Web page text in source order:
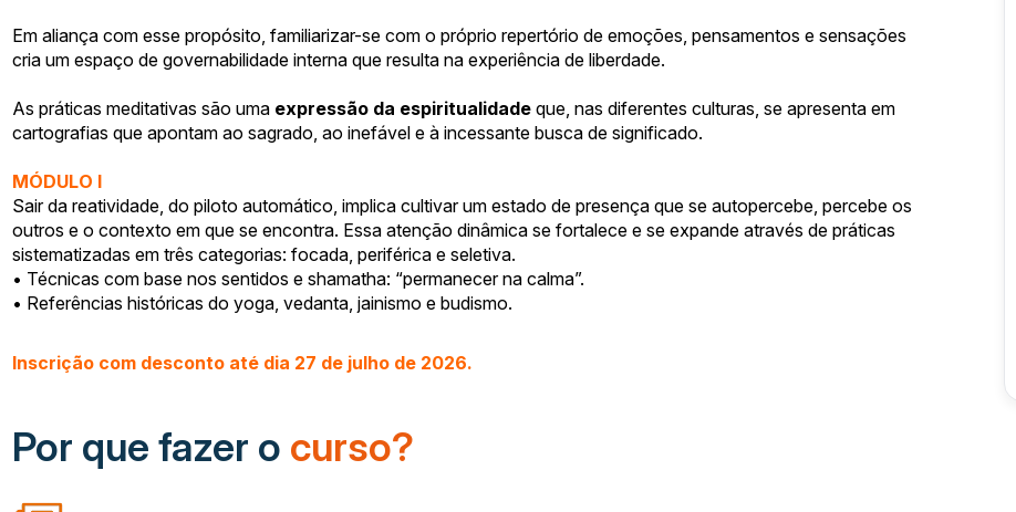
Em aliança com esse propósito, familiarizar-se com o próprio repertório de emoções, pensamentos e sensações
cria um espaço de governabilidade interna que resulta na experiência de liberdade.
As práticas meditativas são uma expressão da espiritualidade que, nas diferentes culturas, se apresenta em
cartografias que apontam ao sagrado, ao inefável e à incessante busca de significado.
MÓDULO I
Sair da reatividade, do piloto automático, implica cultivar um estado de presença que se autopercebe, percebe os
outros e o contexto em que se encontra. Essa atenção dinâmica se fortalece e se expande através de práticas
sistematizadas em três categorias: focada, periférica e seletiva.
• Técnicas com base nos sentidos e shamatha: “permanecer na calma”.
• Referências históricas do yoga, vedanta, jainismo e budismo.
Inscrição com desconto até dia 27 de julho de 2026.
Por que fazer o curso?